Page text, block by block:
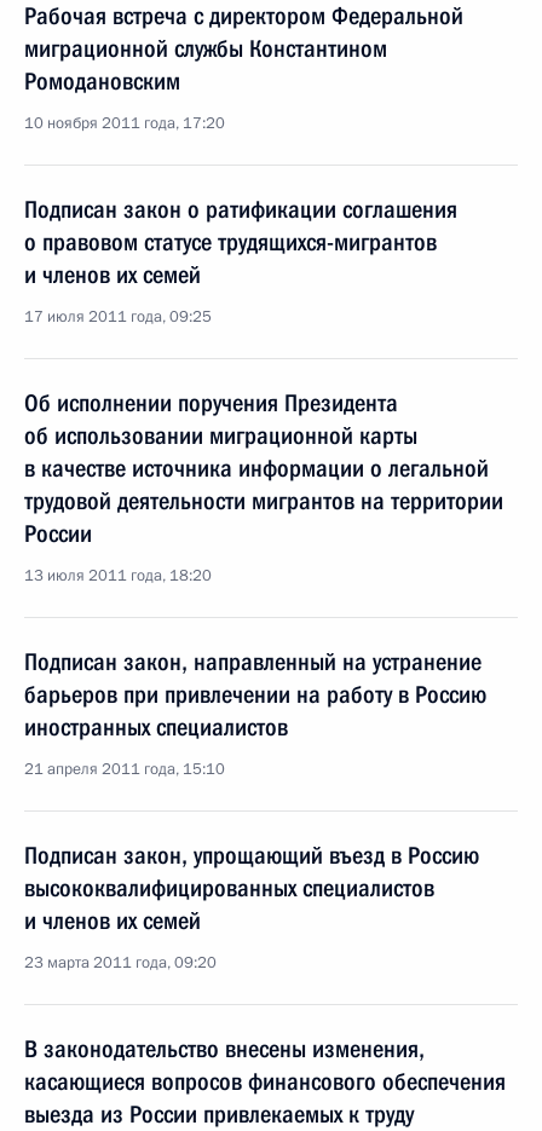
Рабочая встреча с директором Федеральной
миграционной службы Константином
Ромодановским
10 ноября 2011 года, 17:20
Подписан закон о ратификации соглашения
о правовом статусе трудящихся-мигрантов
и членов их семей
17 июля 2011 года, 09:25
Об исполнении поручения Президента
об использовании миграционной карты
в качестве источника информации о легальной
трудовой деятельности мигрантов на территории
России
13 июля 2011 года, 18:20
Подписан закон, направленный на устранение
барьеров при привлечении на работу в Россию
иностранных специалистов
21 апреля 2011 года, 15:10
Подписан закон, упрощающий въезд в Россию
высококвалифицированных специалистов
и членов их семей
23 марта 2011 года, 09:20
В законодательство внесены изменения,
касающиеся вопросов финансового обеспечения
выезда из России привлекаемых к труду